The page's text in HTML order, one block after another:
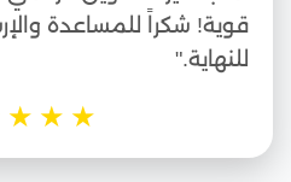
قوية! شكراً للمساعدة
للنهاية."
★
★
★